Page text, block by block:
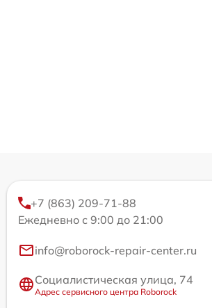
+7 (863) 209-71-88
Ежедневно с 9:00 до 21:00
info@roborock-repair-center.ru
Социалистическая улица, 74
Адрес сервисного центра Roborock